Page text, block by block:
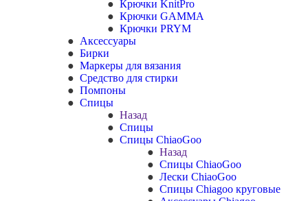
Крючки KnitPro
Крючки GAMMA
Крючки PRYM
Аксессуары
Бирки
Маркеры для вязания
Средство для стирки
Помпоны
Спицы
Назад
Спицы
Спицы ChiaoGoo
Назад
Спицы ChiaoGoo
Лески ChiaoGoo
Cпицы Сhiagoo круговые